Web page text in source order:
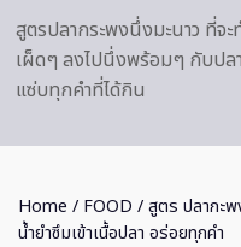
สูตรปลากระพงนึ่งมะนาว ที่จะ
เผ็ดๆ ลงไปนึ่งพร้อมๆ กับปลา
แซ่บทุกคำที่ได้กิน
Home / FOOD / สูตร ปลากะ
น้ำยำซึมเข้าเนื้อปลา อร่อยทุกคำ